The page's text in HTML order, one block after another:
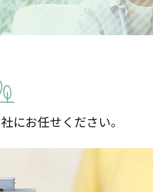
にお任せください。